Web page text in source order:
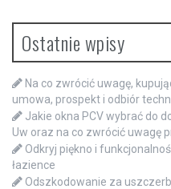
Ostatnie wpisy
Na co zwrócić uwagę,
umowa, prospekt i odbiór
Jakie okna PCV wybrać do
Uw oraz na co zwrócić uwagę
Odkryj piękno i
łazience
Odszkodowanie za